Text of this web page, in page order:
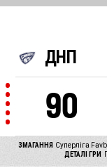
ДНП
90
ЗМАГАННЯ Суперліга
ДЕТАЛІ ГРИ